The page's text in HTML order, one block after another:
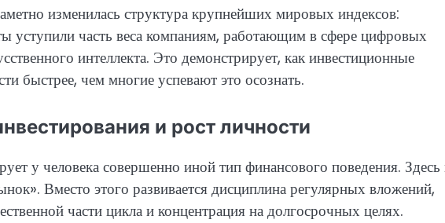
изменилась структура крупнейших мировых индексов:
уступили часть веса компаниям, работающим в сфере цифровых
интеллекта. Это демонстрирует, как инвестиционные
быстрее, чем многие успевают это осознать.
и рост личности
у человека совершенно иной тип финансового поведения. Здесь
Вместо этого развивается дисциплина регулярных вложений,
части цикла и концентрация на долгосрочных целях.